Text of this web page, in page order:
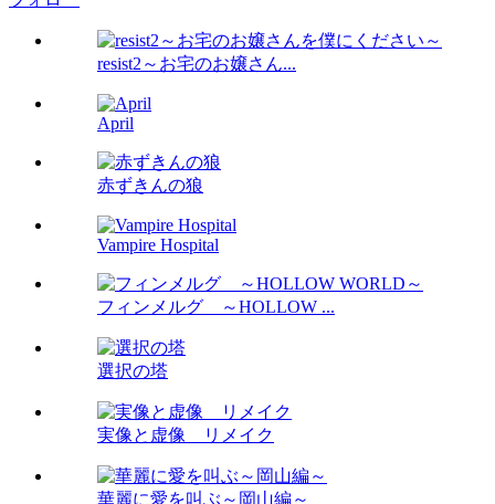
resist2～お宅のお嬢さん...
April
赤ずきんの狼
Vampire Hospital
フィンメルグ ～HOLLOW ...
選択の塔
実像と虚像 リメイク
華麗に愛を叫ぶ～岡山編～